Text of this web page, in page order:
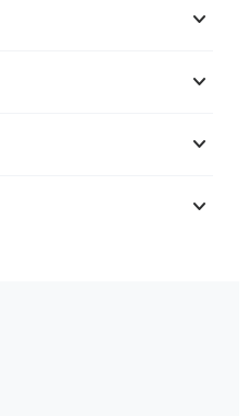
keyboard_arrow_down
keyboard_arrow_down
keyboard_arrow_down
keyboard_arrow_down